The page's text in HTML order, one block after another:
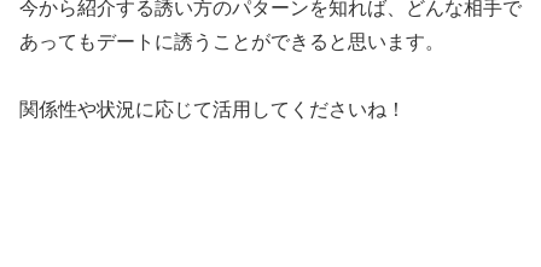
今から紹介する誘い方のパターンを知れば、どんな相手で
あってもデートに誘うことができると思います。
関係性や状況に応じて活用してくださいね！